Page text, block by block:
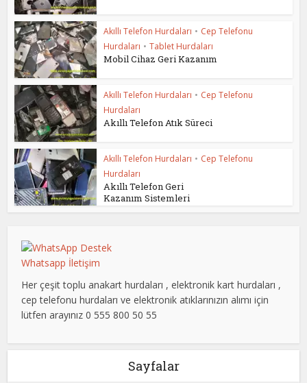
Akıllı Telefon Hurdaları • Cep Telefonu
Hurdaları • Tablet Hurdaları
Mobil Cihaz Geri Kazanım
Akıllı Telefon Hurdaları • Cep Telefonu
Hurdaları
Akıllı Telefon Atık Süreci
Akıllı Telefon Hurdaları • Cep Telefonu
Hurdaları
Akıllı Telefon Geri
Kazanım Sistemleri
Whatsapp İletişim
Her çeşit toplu anakart hurdaları , elektronik kart hurdaları ,
cep telefonu hurdaları ve elektronik atıklarınızın alımı için
lütfen arayınız 0 555 800 50 55
Sayfalar